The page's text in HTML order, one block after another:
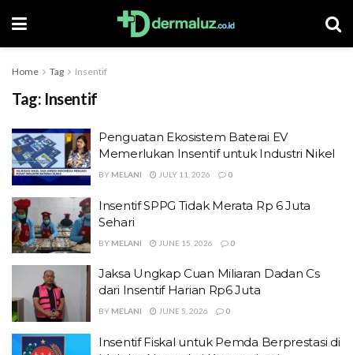
Home Tag Insentif
Tag: Insentif
Penguatan Ekosistem Baterai EV
Memerlukan Insentif untuk Industri Nikel
BY MELANI JULY 11, 2026 0
Insentif SPPG Tidak Merata Rp 6 Juta
Sehari
BY MELANI JUNE 15, 2026 0
Jaksa Ungkap Cuan Miliaran Dadan Cs
dari Insentif Harian Rp6 Juta
BY MELANI JUNE 5, 2026 0
Insentif Fiskal untuk Pemda Berprestasi di